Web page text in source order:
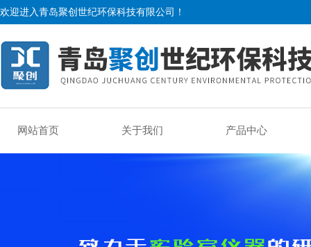
欢迎进入青岛聚创世纪环保科技有限公司！
网站首页 关于我们 产品中心